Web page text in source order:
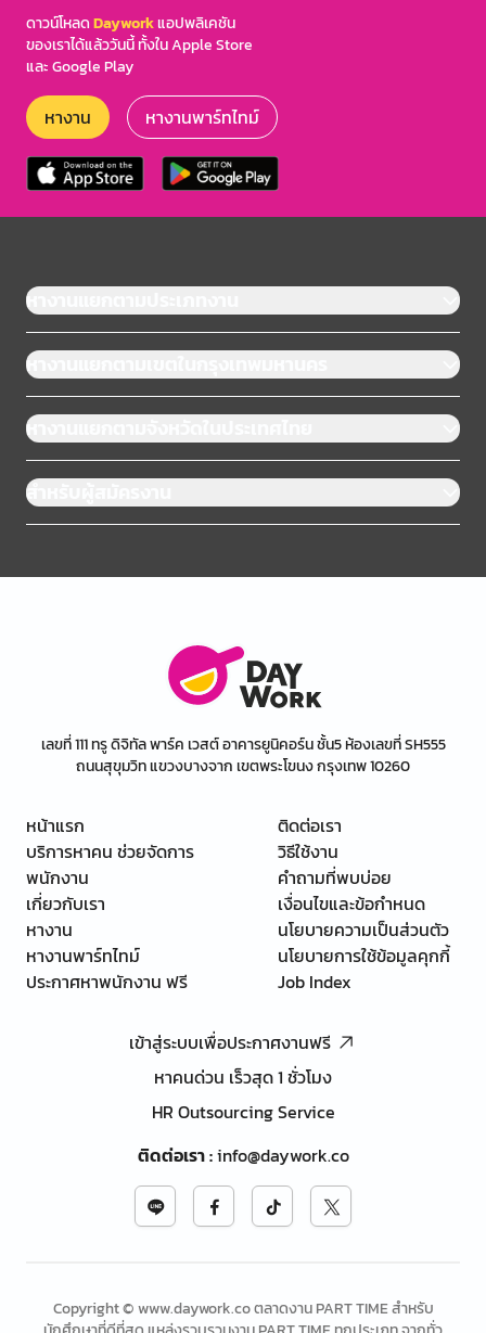
ดาวน์โหลดDayworkแอปพลิเคชัน
ของเราได้แล้ววันนี้ ทั้งใน Apple Store
และ Google Play
หางาน หางานพาร์ทไทม์
หางานแยกตามประเภทงาน
หางานแยกตามเขตในกรุงเทพมหานคร
หางานแยกตามจังหวัดในประเทศไทย
สำหรับผู้สมัครงาน
เลขที่ 111 ทรู ดิจิทัล พาร์ค เวสต์ อาคารยูนิคอร์น ชั้น5 ห้องเลขที่ SH555
ถนนสุขุมวิท แขวงบางจาก เขตพระโขนง กรุงเทพ 10260
หน้าแรก
บริการหาคน ช่วยจัดการ
พนักงาน
เกี่ยวกับเรา
หางาน
หางานพาร์ทไทม์
ประกาศหาพนักงาน ฟรี
ติดต่อเรา
วิธีใช้งาน
คำถามที่พบบ่อย
เงื่อนไขและข้อกำหนด
นโยบายความเป็นส่วนตัว
นโยบายการใช้ข้อมูลคุกกี้
Job Index
เข้าสู่ระบบเพื่อประกาศงานฟรี
หาคนด่วน เร็วสุด 1 ชั่วโมง
HR Outsourcing Service
ติดต่อเรา:info@daywork.co
Copyright © www.daywork.co ตลาดงาน PART TIME สำหรับ